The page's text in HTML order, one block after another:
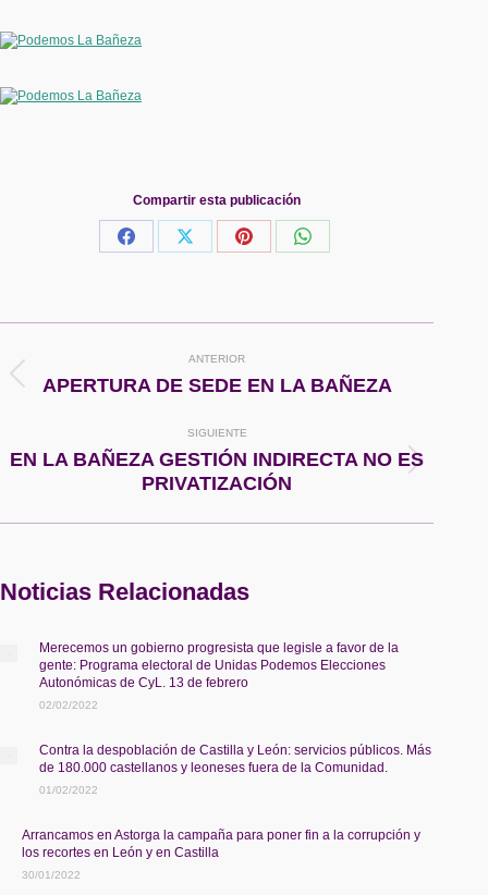
Compartir esta publicación
Share
Share
Share
Share
entre
publicaciones
ANTERIOR
Publicación
APERTURA DE SEDE EN LA BAÑEZA
SIGUIENTE
Publicación
siguiente:
EN LA BAÑEZA GESTIÓN INDIRECTA NO ES
PRIVATIZACIÓN
Noticias Relacionadas
Merecemos un gobierno progresista que legisle a favor de la
gente: Programa electoral de Unidas Podemos Elecciones
Autonómicas de CyL. 13 de febrero
02/02/2022
Contra la despoblación de Castilla y León: servicios públicos. Más
de 180.000 castellanos y leoneses fuera de la Comunidad.
01/02/2022
Arrancamos en Astorga la campaña para poner fin a la corrupción y
los recortes en León y en Castilla
30/01/2022